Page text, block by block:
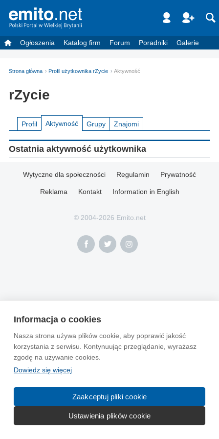
Informacja o cookies
Nasza strona używa plików cookie, aby poprawić jakość
korzystania z serwisu. Kontynuując przeglądanie, wyrażasz
zgodę na używanie cookies.
Dowiedz się więcej
Zaakceptuj pliki cookie
Ustawienia plików cookie
Ogłoszenia Katalog firm Forum Poradniki Galerie
Strona główna Profil użytkownika rZycie Aktywność
rZycie
Profil Aktywność Grupy Znajomi
Ostatnia aktywność użytkownika
Wytyczne dla społeczności Regulamin Prywatność
Reklama Kontakt Information in English
© 2004-2026 Emito.net